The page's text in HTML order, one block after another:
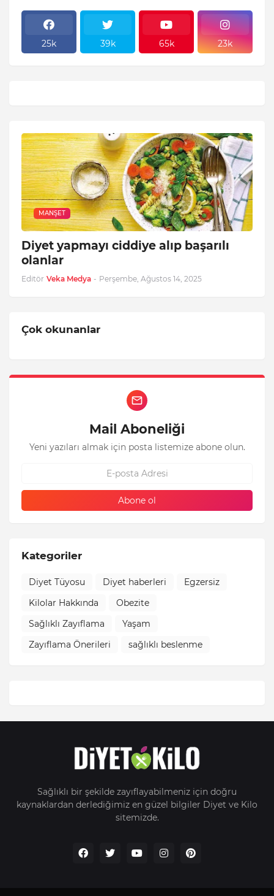
25k 39k 65k 23k
MANŞET
Diyet yapmayı ciddiye alıp başarılı
olanlar
Editör Veka Medya - Perşembe, Ağustos 14, 2025
Çok okunanlar
Mail Aboneliği
Yeni yazıları almak için posta listemize abone olun.
Kategoriler
Diyet Tüyosu Diyet haberleri
Egzersiz
Kilolar Hakkında
Obezite
Sağlıklı Zayıflama
Yaşam
Zayıflama Önerileri
sağlıklı beslenme
Sağlıklı bir şekilde zayıflayabilmeniz için doğru
kaynaklardan derlediğimiz en güzel bilgiler Diyet ve Kilo
sitemizde.